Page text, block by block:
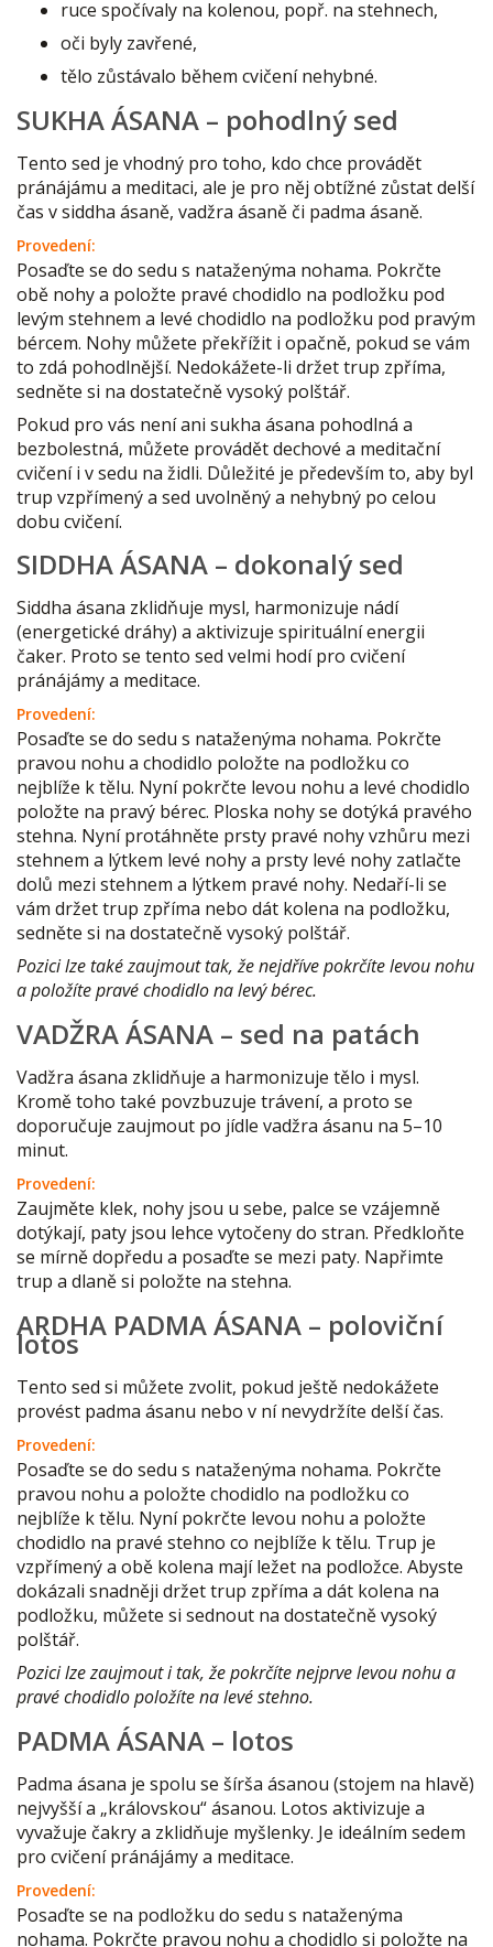
ruce spočívaly na kolenou, popř. na stehnech,
oči byly zavřené,
tělo zůstávalo během cvičení nehybné.
SUKHA ÁSANA – pohodlný sed
Tento sed je vhodný pro toho, kdo chce provádět
pránájámu a meditaci, ale je pro něj obtížné zůstat delší
čas v siddha ásaně, vadžra ásaně či padma ásaně.
Provedení:
Posaďte se do sedu s nataženýma nohama. Pokrčte
obě nohy a položte pravé chodidlo na podložku pod
levým stehnem a levé chodidlo na podložku pod pravým
bércem. Nohy můžete překřížit i opačně, pokud se vám
to zdá pohodlnější. Nedokážete-li držet trup zpříma,
sedněte si na dostatečně vysoký polštář.
Pokud pro vás není ani sukha ásana pohodlná a
bezbolestná, můžete provádět dechové a meditační
cvičení i v sedu na židli. Důležité je především to, aby byl
trup vzpřímený a sed uvolněný a nehybný po celou
dobu cvičení.
SIDDHA ÁSANA – dokonalý sed
Siddha ásana zklidňuje mysl, harmonizuje nádí
(energetické dráhy) a aktivizuje spirituální energii
čaker. Proto se tento sed velmi hodí pro cvičení
pránájámy a meditace.
Provedení:
Posaďte se do sedu s nataženýma nohama. Pokrčte
pravou nohu a chodidlo položte na podložku co
nejblíže k tělu. Nyní pokrčte levou nohu a levé chodidlo
položte na pravý bérec. Ploska nohy se dotýká pravého
stehna. Nyní protáhněte prsty pravé nohy vzhůru mezi
stehnem a lýtkem levé nohy a prsty levé nohy zatlačte
dolů mezi stehnem a lýtkem pravé nohy. Nedaří-li se
vám držet trup zpříma nebo dát kolena na podložku,
sedněte si na dostatečně vysoký polštář.
Pozici lze také zaujmout tak, že nejdříve pokrčíte levou nohu
a položíte pravé chodidlo na levý bérec.
VADŽRA ÁSANA – sed na patách
Vadžra ásana zklidňuje a harmonizuje tělo i mysl.
Kromě toho také povzbuzuje trávení, a proto se
doporučuje zaujmout po jídle vadžra ásanu na 5–10
minut.
Provedení:
Zaujměte klek, nohy jsou u sebe, palce se vzájemně
dotýkají, paty jsou lehce vytočeny do stran. Předkloňte
se mírně dopředu a posaďte se mezi paty. Napřimte
trup a dlaně si položte na stehna.
ARDHA PADMA ÁSANA – poloviční
lotos
Tento sed si můžete zvolit, pokud ještě nedokážete
provést padma ásanu nebo v ní nevydržíte delší čas.
Provedení:
Posaďte se do sedu s nataženýma nohama. Pokrčte
pravou nohu a položte chodidlo na podložku co
nejblíže k tělu. Nyní pokrčte levou nohu a položte
chodidlo na pravé stehno co nejblíže k tělu. Trup je
vzpřímený a obě kolena mají ležet na podložce. Abyste
dokázali snadněji držet trup zpříma a dát kolena na
podložku, můžete si sednout na dostatečně vysoký
polštář.
Pozici lze zaujmout i tak, že pokrčíte nejprve levou nohu a
pravé chodidlo položíte na levé stehno.
PADMA ÁSANA – lotos
Padma ásana je spolu se šírša ásanou (stojem na hlavě)
nejvyšší a „královskou“ ásanou. Lotos aktivizuje a
vyvažuje čakry a zklidňuje myšlenky. Je ideálním sedem
pro cvičení pránájámy a meditace.
Provedení:
Posaďte se na podložku do sedu s nataženýma
nohama. Pokrčte pravou nohu a chodidlo si položte na